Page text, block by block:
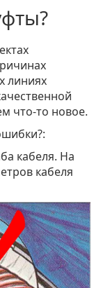
линиях
что-то новое.
кабеля. На
кабеля